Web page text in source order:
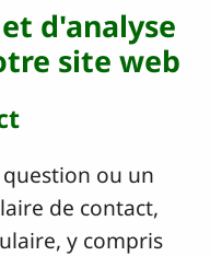
d'analyse
site web
ou un
de contact,
y compris